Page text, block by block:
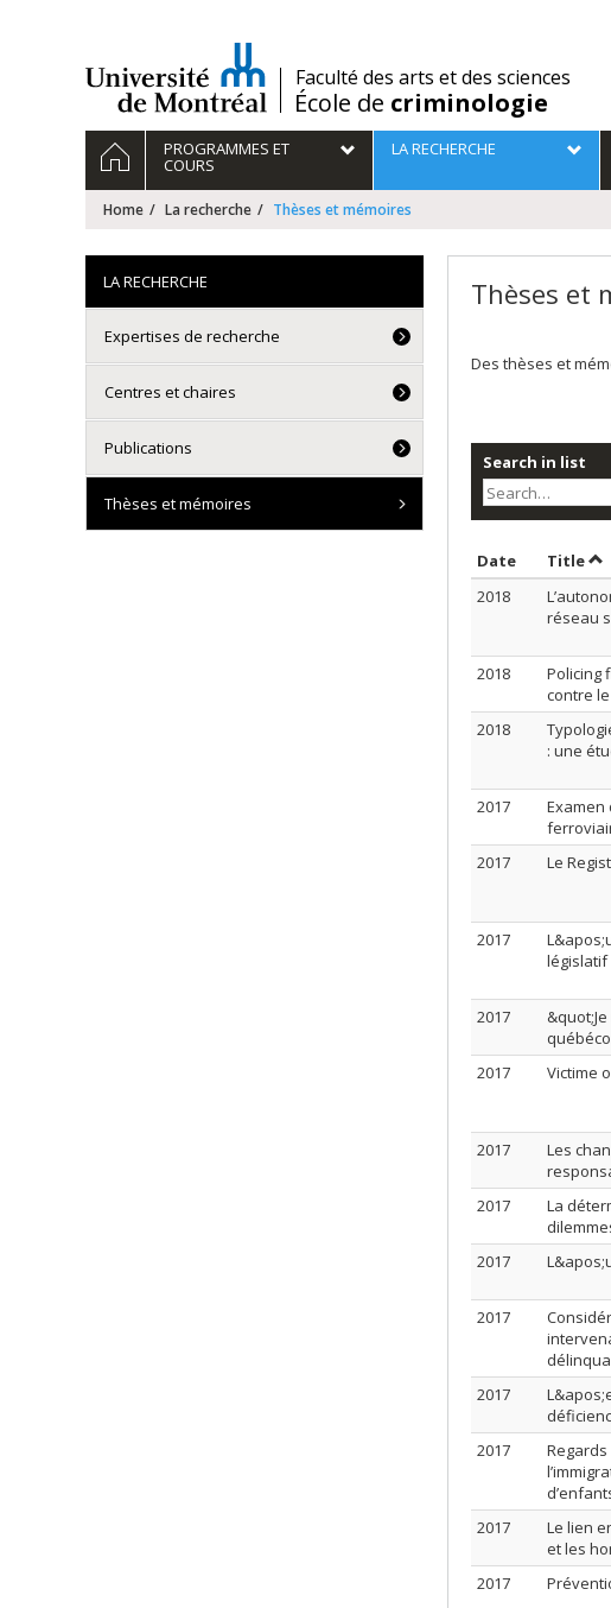
/Faculté des arts et des sciences
École de criminologie
Navigation
principale
HOMEPROGRAMMES ET
COURS
LA RECHERCHE
Home La recherche Thèses et mémoires
Thèses et
Des thèses et
Search in list
Date Sort by
Title
2018
réseau
2018
Policing
contre
2018
: une
2017
Examen
2017 Le
2017
législatif
2017
2017 Victime
2017
Les
2017
La
2017
2017
2017
2017
2017
Le lien
et les
2017
LA RECHERCHE
Expertises de recherche
Centres et chaires
Publications
Thèses et mémoires